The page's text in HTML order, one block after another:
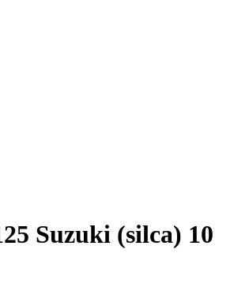
Suzuki (silca) 10